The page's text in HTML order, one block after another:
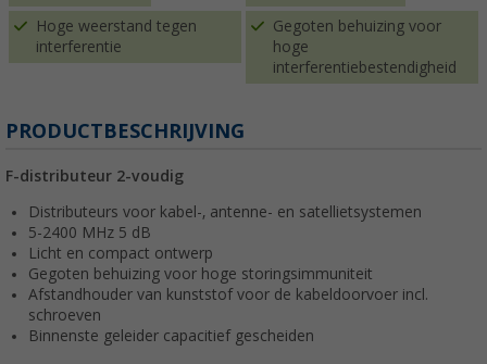
Hoge weerstand tegen
interferentie
Gegoten behuizing voor
hoge
interferentiebestendigheid
PRODUCTBESCHRIJVING
F-distributeur 2-voudig
Distributeurs voor kabel-, antenne- en satellietsystemen
5-2400 MHz 5 dB
Licht en compact ontwerp
Gegoten behuizing voor hoge storingsimmuniteit
Afstandhouder van kunststof voor de kabeldoorvoer incl.
schroeven
Binnenste geleider capacitief gescheiden